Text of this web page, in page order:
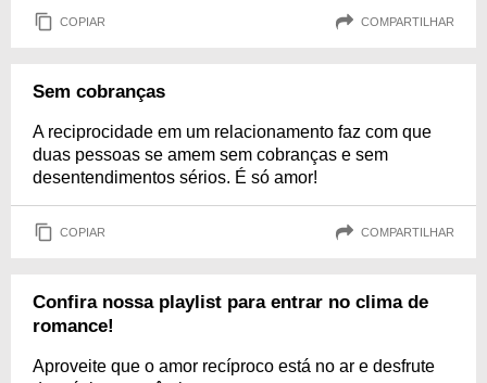
COPIAR COMPARTILHAR
Sem cobranças
A reciprocidade em um relacionamento faz com que
duas pessoas se amem sem cobranças e sem
desentendimentos sérios. É só amor!
COPIAR COMPARTILHAR
Confira nossa playlist para entrar no clima de
romance!
Aproveite que o amor recíproco está no ar e desfrute